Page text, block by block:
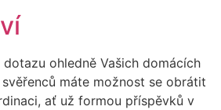
ohledně Vašich domácích
máte možnost se obrátit
ať už formou příspěvků v